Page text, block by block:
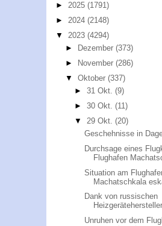
► 2025 (1791)
► 2024 (2148)
▼ 2023 (4294)
►
Dezember (373)
►
November (286)
▼ Oktober (337)
►31 Okt.(9)
►30 Okt.(11)
▼ 29 Okt.(20)
Geschehnisse in
Durchsage eines
Flughafen
Situation am
Machatschkala
Dank von russischen
Unruhen vor dem